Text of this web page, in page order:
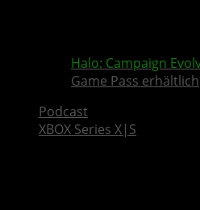
Halo: Campaign
Game Pass erhältlich
Podcast
XBOX Series X|S